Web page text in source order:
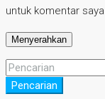
untuk komentar
Pencarian